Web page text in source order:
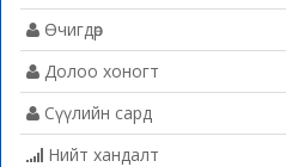
Өчигдөр
Долоо хоногт
Сүүлийн сард
Нийт хандалт